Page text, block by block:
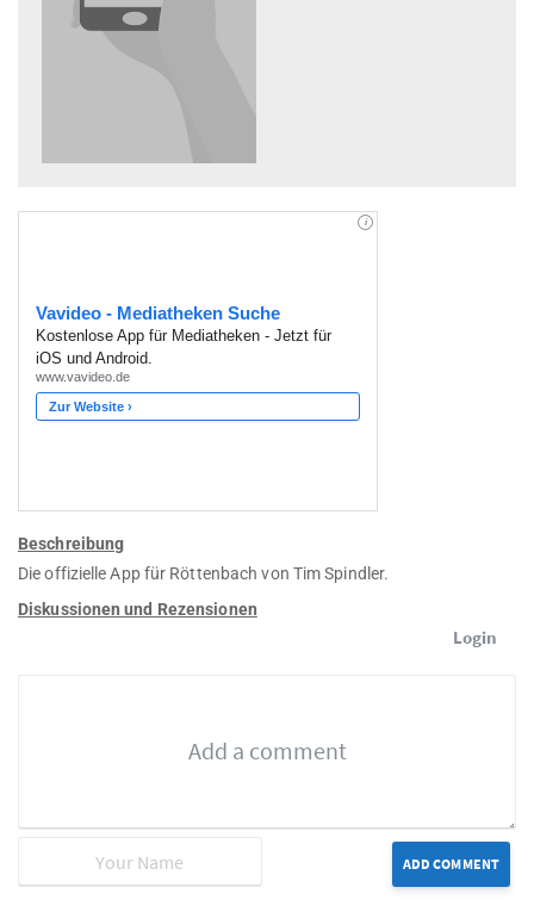
Beschreibung
Die offizielle App für Röttenbach von Tim Spindler.
Diskussionen und Rezensionen
Login
ADD COMMENT